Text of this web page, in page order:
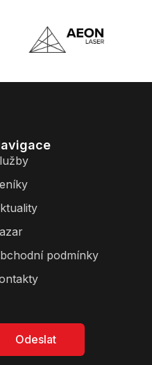
podmínky
Odeslat